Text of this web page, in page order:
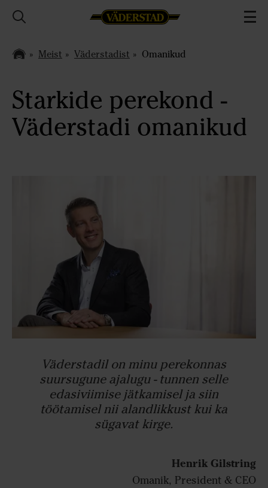
Meist Väderstadist Omanikud
Starkide perekond -
Väderstadi omanikud
Väderstadil on minu perekonnas
suursugune ajalugu - tunnen selle
edasiviimise jätkamisel ja siin
töötamisel nii alandlikkust kui ka
sügavat kirge.
Henrik Gilstring
Omanik, President & CEO